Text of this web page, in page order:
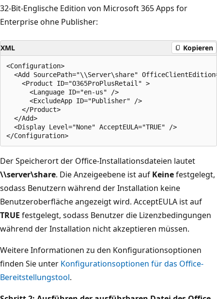
32-Bit-Englische Edition von Microsoft 365 Apps for
Enterprise ohne Publisher:
XML Kopieren
<Configuration>
<Add SourcePath="\\Server\share"
    <Product ID="O365ProPlusRetail" >
      <Language ID="en-us" />
      <ExcludeApp ID="Publisher" />
    </Product>
  </Add>
  <Display Level="None" AcceptEULA="TRUE" />
Der Speicherort der Office-Installationsdateien lautet
\\server\share. Die Anzeigeebene ist auf Keinefestgelegt,
sodass Benutzern während der Installation keine
Benutzeroberfläche angezeigt wird. AcceptEULA ist auf
TRUE festgelegt, sodass Benutzer die Lizenzbedingungen
während der Installation nicht akzeptieren müssen.
Weitere Informationen zu den Konfigurationsoptionen
finden Sie unter Konfigurationsoptionen für das Office-
Bereitstellungstool.